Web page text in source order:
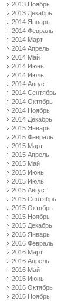
2013 Ноябрь
2013 Декабрь
2014 Январь
2014 Февраль
2014 Март
2014 Апрель
2014 Май
2014 Июнь
2014 Июль
2014 Август
2014 Сентябрь
2014 Октябрь
2014 Ноябрь
2014 Декабрь
2015 Январь
2015 Февраль
2015 Март
2015 Апрель
2015 Май
2015 Июнь
2015 Июль
2015 Август
2015 Сентябрь
2015 Октябрь
2015 Ноябрь
2015 Декабрь
2016 Январь
2016 Февраль
2016 Март
2016 Апрель
2016 Май
2016 Июнь
2016 Октябрь
2016 Ноябрь